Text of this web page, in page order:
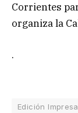
Corrientes
organiza la
.
Edición Impresa